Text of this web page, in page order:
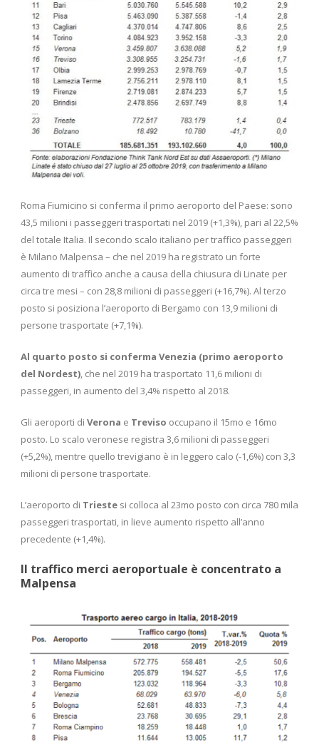
Roma Fiumicino si conferma il primo aeroporto del Paese: sono
43,5 milioni i passeggeri trasportati nel 2019 (+1,3%), pari al 22,5%
del totale Italia. Il secondo scalo italiano per traffico passeggeri
è Milano Malpensa – che nel 2019 ha registrato un forte
aumento di traffico anche a causa della chiusura di Linate per
circa tre mesi – con 28,8 milioni di passeggeri (+16,7%). Al terzo
posto si posiziona l’aeroporto di Bergamo con 13,9 milioni di
persone trasportate (+7,1%).
Al quarto posto si conferma Venezia (primo aeroporto
del Nordest), che nel 2019 ha trasportato 11,6 milioni di
passeggeri, in aumento del 3,4% rispetto al 2018.
Gli aeroporti di Verona e Treviso occupano il 15mo e 16mo
posto. Lo scalo veronese registra 3,6 milioni di passeggeri
(+5,2%), mentre quello trevigiano è in leggero calo (-1,6%) con 3,3
milioni di persone trasportate.
L’aeroporto di Trieste si colloca al 23mo posto con circa 780 mila
passeggeri trasportati, in lieve aumento rispetto all’anno
precedente (+1,4%).
Il traffico merci aeroportuale è concentrato a
Malpensa